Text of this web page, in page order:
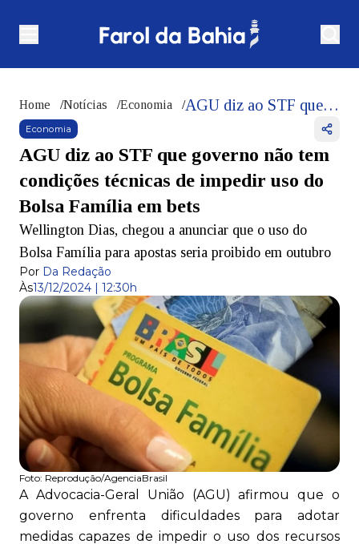
Home /Notícias /Economia / AGU diz ao STF que governo não tem condições técnicas de impedir uso do Bolsa Família em bets
Economia
AGU diz ao STF que governo não tem
condições técnicas de impedir uso do
Bolsa Família em bets
Wellington Dias, chegou a anunciar que o uso do
Bolsa Família para apostas seria proibido em outubro
Por Da Redação
Às13/12/2024 | 12:30h
Foto: Reprodução/AgenciaBrasil
A Advocacia-Geral União (AGU) afirmou que o
governo enfrenta dificuldades para adotar
medidas capazes de impedir o uso dos recursos